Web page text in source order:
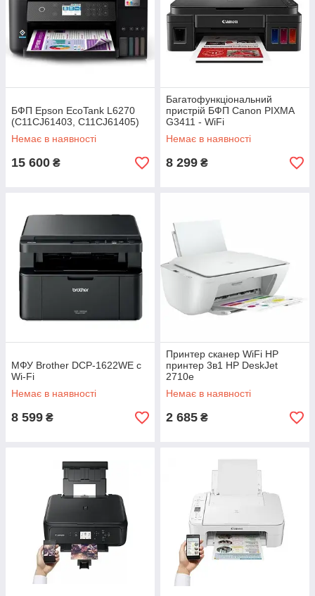
БФП Epson EcoTank L6270
(C11CJ61403, C11CJ61405)
Немає в наявності
15 600 ₴
Багатофункціональний
пристрій БФП Canon PIXMA
G3411 - WiFi
Немає в наявності
8 299 ₴
МФУ Brother DCP-1622WE c
Wi-Fi
Немає в наявності
8 599 ₴
Принтер сканер WiFi HP
принтер 3в1 HP DeskJet
2710e
Немає в наявності
2 685 ₴